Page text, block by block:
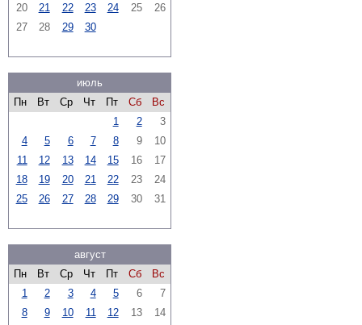
20
21 22 23 24 25
26
27
28 29 30
июль
Пн
Вт Ср Чт Пт Сб
Вс
1
2
3
4
5 6 7 8 9
10
11
12 13 14 15 16
17
18
19 20 21 22 23
24
25
26 27 28 29 30 31
август
Пн
Вт Ср Чт Пт Сб
Вс
1
2 3 4 5 6
7
8
9 10 11 12 13
14